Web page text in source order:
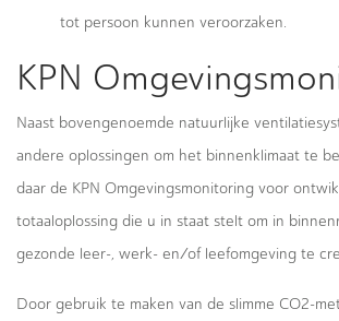
tot persoon kunnen veroorzaken.
KPN
Naast bovengenoemde natuurlijke
andere oplossingen om het binnenklimaat te
daar de KPN Omgevingsmonitoring voor
totaaloplossing die u in staat stelt om in
gezonde leer-, werk- en/of leefomgeving te
Door gebruik te maken van de slimme CO2-